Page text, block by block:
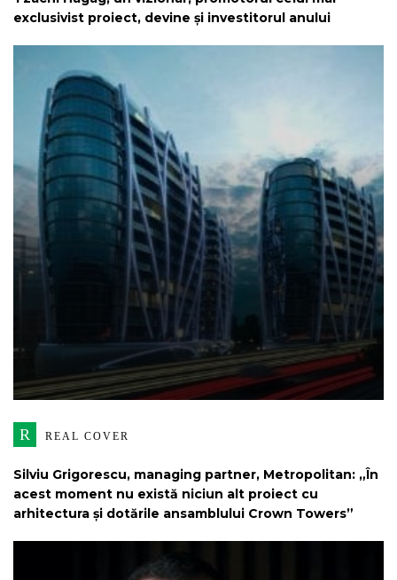
exclusivist proiect, devine și investitorul anului
R REAL COVER
Silviu Grigorescu, managing partner, Metropolitan: „În
acest moment nu există niciun alt proiect cu
arhitectura și dotările ansamblului Crown Towers”